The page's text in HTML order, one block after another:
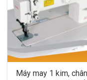
Máy may 1 kim,